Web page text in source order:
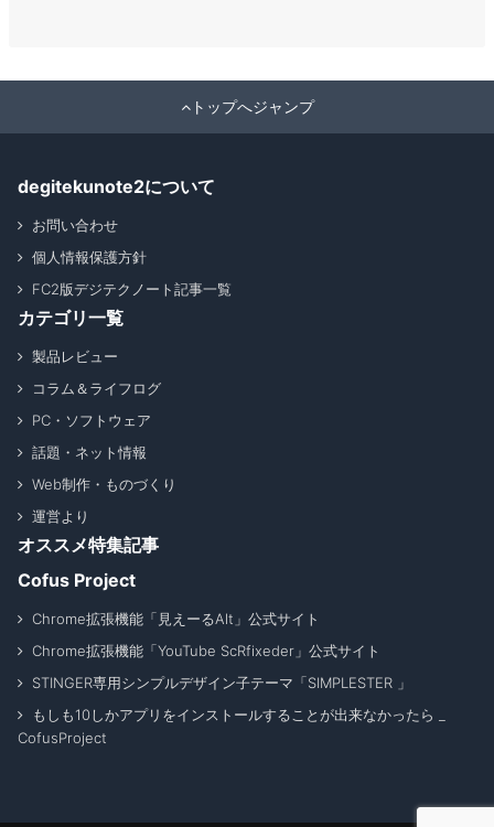
トップへジャンプ
degitekunote2について
お問い合わせ
個人情報保護方針
FC2版デジテクノート記事一覧
カテゴリ一覧
製品レビュー
コラム＆ライフログ
PC・ソフトウェア
話題・ネット情報
Web制作・ものづくり
運営より
オススメ特集記事
Cofus Project
Chrome拡張機能「見えーるAlt」公式サイト
Chrome拡張機能「YouTube ScRfixeder」公式サイト
STINGER専用シンプルデザイン子テーマ「SIMPLESTER 」
もしも10しかアプリをインストールすることが出来なかったら _
CofusProject